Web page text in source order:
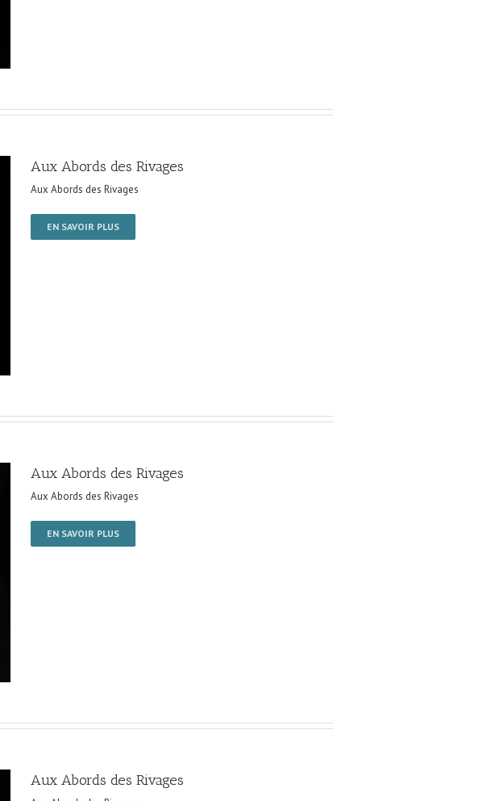
Aux Abords des Rivages
Aux Abords des Rivages
EN SAVOIR PLUS
Aux Abords des Rivages
Aux Abords des Rivages
EN SAVOIR PLUS
Aux Abords des Rivages